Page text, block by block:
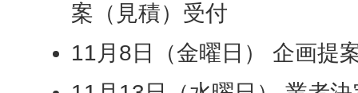
案（見積）受付
11月8日（金曜日） 企画提